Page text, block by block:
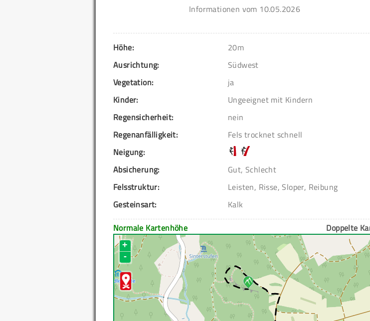
Informationen vom 10.05.2026
Höhe:
20m
Ausrichtung:
Südwest
Vegetation:
ja
Kinder:
Ungeeignet mit Kindern
Regensicherheit:
nein
Regenanfälligkeit:
Fels trocknet schnell
Neigung:
Absicherung:
Gut, Schlecht
Felsstruktur:
Leisten, Risse, Sloper, Reibung
Gesteinsart:
Kalk
Normale Kartenhöhe
Doppelte
+
-